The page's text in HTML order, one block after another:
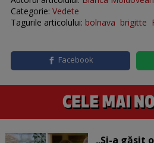
Categorie: Vedete
Tagurile articolului: bolnava brigitte
Facebook
„Și-a găsit